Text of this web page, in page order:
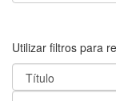
Utilizar filtros para